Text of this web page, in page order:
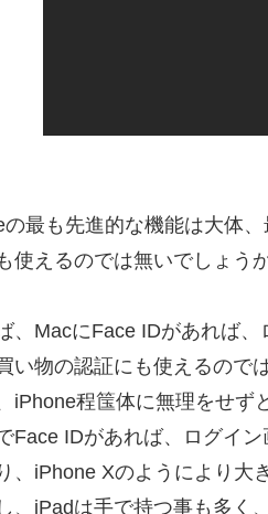
の最も先進的な機能は大体
使えるのでは無いでしょうか
、MacにFace IDがあれば
い物の認証にも使えるので
iPhone程筺体に無理をせず
Face IDがあれば、ログイ
、iPhone Xのようにより大
、iPadは手で持つ事も多く